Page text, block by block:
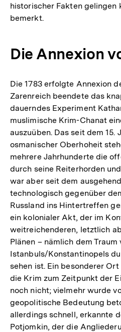
historischer Fakten gelingen
bemerkt.
Die Annexion
Die 1783 erfolgte Annexion
Zarenreich beendete das
dauerndes Experiment
muslimische Krim-Chanat
auszuüben. Das seit dem 15.
osmanischer Oberhoheit
mehrere Jahrhunderte die
durch seine Reiterhorden
war aber seit dem
technologisch gegenüber
Russland ins Hintertreffen
ein kolonialer Akt, der im
weitreichenderen, letztlich
Plänen – nämlich dem
Istanbuls/Konstantinopels
sehen ist. Ein besonderer
die Krim zum Zeitpunkt der
noch nicht; vielmehr wurde
geopolitische Bedeutung
allerdings schnell, erkannte
Potjomkin, der die